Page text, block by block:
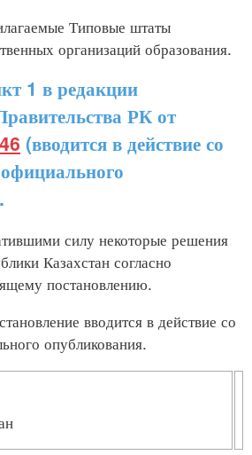
Типовые штаты
организаций образования.
1 в редакции
РК от
(вводится в действие со
силу некоторые решения
Казахстан согласно
постановлению.
вводится в действие со
опубликования.